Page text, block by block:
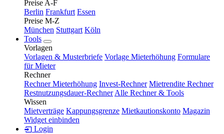
Preise A-F
Berlin Frankfurt Essen
Preise M-Z
München Stuttgart Köln
Tools
Vorlagen
Vorlagen & Musterbriefe Vorlage Mieterhöhung Formulare
für Mieter
Rechner
Rechner Mieterhöhung Invest-Rechner Mietrendite Rechner
Restnutzungsdauer-Rechner Alle Rechner & Tools
Wissen
Mietverträge Kappungsgrenze Mietkautionskonto Magazin
Widget einbinden
Login